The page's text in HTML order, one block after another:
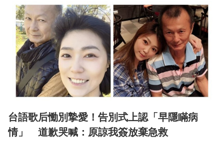
台語歌后慟別摯愛！告別式上認「早隱瞞病
情」 道歉哭喊：原諒我簽放棄急救